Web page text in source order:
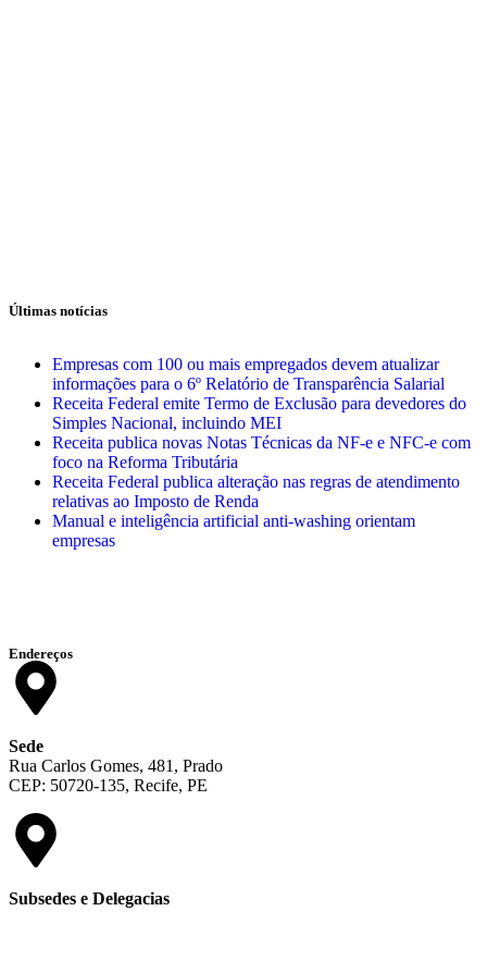
Últimas notícias
Empresas com 100 ou mais empregados devem atualizar
informações para o 6º Relatório de Transparência Salarial
Receita Federal emite Termo de Exclusão para devedores do
Simples Nacional, incluindo MEI
Receita publica novas Notas Técnicas da NF-e e NFC-e com
foco na Reforma Tributária
Receita Federal publica alteração nas regras de atendimento
relativas ao Imposto de Renda
Manual e inteligência artificial anti-washing orientam
empresas
Endereços
Sede
Rua Carlos Gomes, 481, Prado
CEP: 50720-135, Recife, PE
Subsedes e Delegacias